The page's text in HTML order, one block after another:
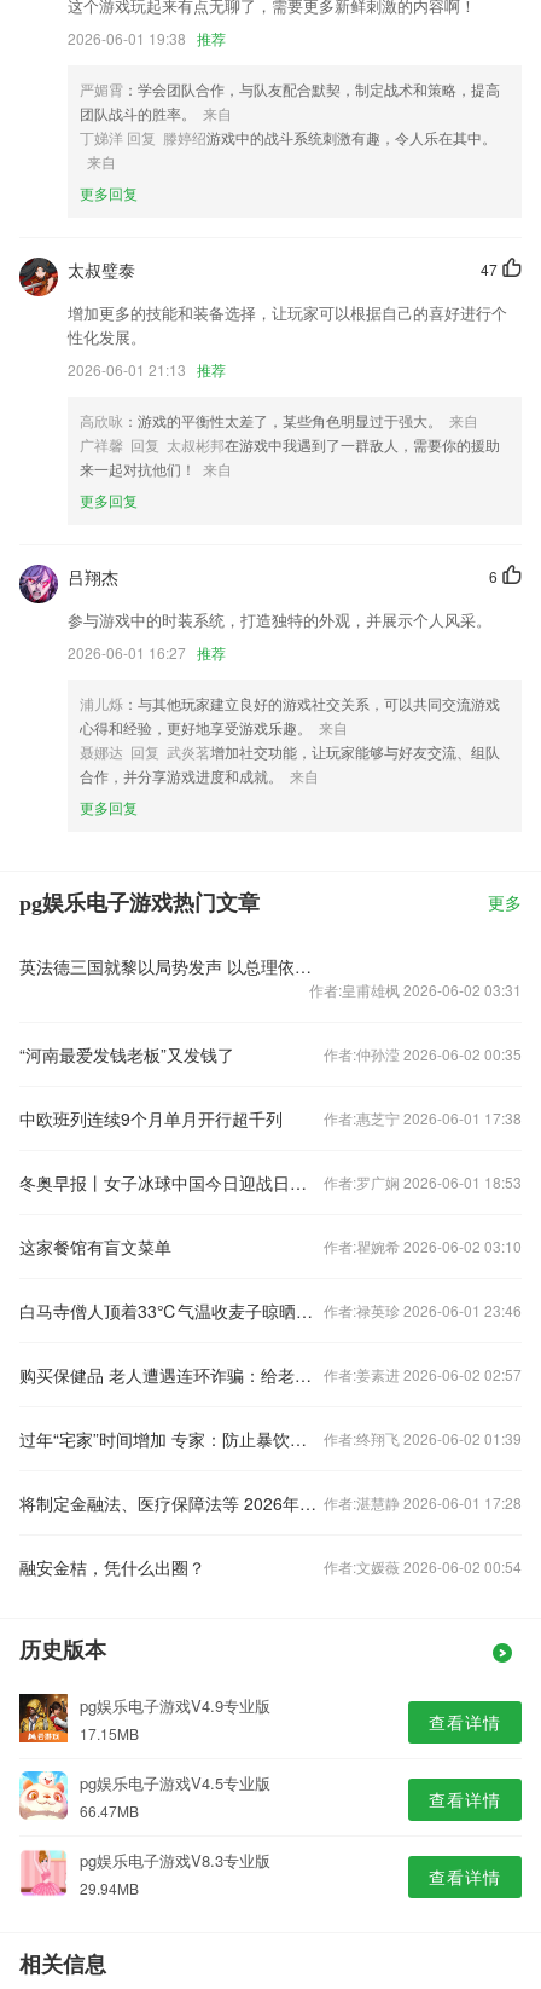
新增 图片幻灯片间隔设置
修复一些小问题，使用更流畅
视觉UI升级，拨打热线支持选择网络电话与普通电话
联系我们
以上就是pg娱乐电子游戏的介绍，如果您喜欢这款软件，您可以到应用
商店进行打分评论，说出您的使用经历，以帮助我们更好的对产品进行优
化修改。
这个游戏玩起来有点无聊了，需要更多新鲜刺激的内容啊！
2026-06-01 19:38 推荐
严媚霄 ：学会团队合作，与队友配合默契，制定战术和策略，提高
团队战斗的胜率。
来自
丁娣洋 回复 滕婷绍游戏中的战斗系统刺激有趣，令人乐在其中。
来自
更多回复
47
太叔璧泰
增加更多的技能和装备选择，让玩家可以根据自己的喜好进行个
性化发展。
2026-06-01 21:13 推荐
高欣咏 ：游戏的平衡性太差了，某些角色明显过于强大。
来自
广祥馨 回复 太叔彬邦在游戏中我遇到了一群敌人，需要你的援助
来一起对抗他们！
来自
更多回复
6
吕翔杰
参与游戏中的时装系统，打造独特的外观，并展示个人风采。
2026-06-01 16:27 推荐
浦儿烁 ：与其他玩家建立良好的游戏社交关系，可以共同交流游戏
心得和经验，更好地享受游戏乐趣。
来自
聂娜达 回复 武炎茗增加社交功能，让玩家能够与好友交流、组队
合作，并分享游戏进度和成就。
来自
更多回复
pg娱乐电子游戏热门文章 更多
英法德三国就黎以局势发声 以总理依旧我行我素
作者:皇甫雄枫 2026-06-02 03:31
“河南最爱发钱老板”又发钱了 作者:仲孙滢 2026-06-02 00:35
中欧班列连续9个月单月开行超千列 作者:惠芝宁 2026-06-01 17:38
冬奥早报丨女子冰球中国今日迎战日本 单板滑雪小将苏翊鸣亮相 作者:罗广娴 2026-06-01 18:53
这家餐馆有盲文菜单 作者:瞿婉希 2026-06-02 03:10
白马寺僧人顶着33℃气温收麦子晾晒，游客称还有义工和泰国僧人帮忙，景区：每年都是如此，农禅并重是祖训 作者:禄英珍 2026-06-01 23:46
购买保健品 老人遭遇连环诈骗：给老人“洗脑” 民警守株待兔抓捕 作者:姜素进 2026-06-02 02:57
过年“宅家”时间增加 专家：防止暴饮暴食引发慢性疾病 作者:终翔飞 2026-06-02 01:39
将制定金融法、医疗保障法等 2026年度立法工作计划发布 作者:湛慧静 2026-06-01 17:28
融安金桔，凭什么出圈？ 作者:文媛薇 2026-06-02 00:54
历史版本
pg娱乐电子游戏V4.9专业版
17.15MB 查看详情
pg娱乐电子游戏V4.5专业版
66.47MB 查看详情
pg娱乐电子游戏V8.3专业版
29.94MB 查看详情
相关信息